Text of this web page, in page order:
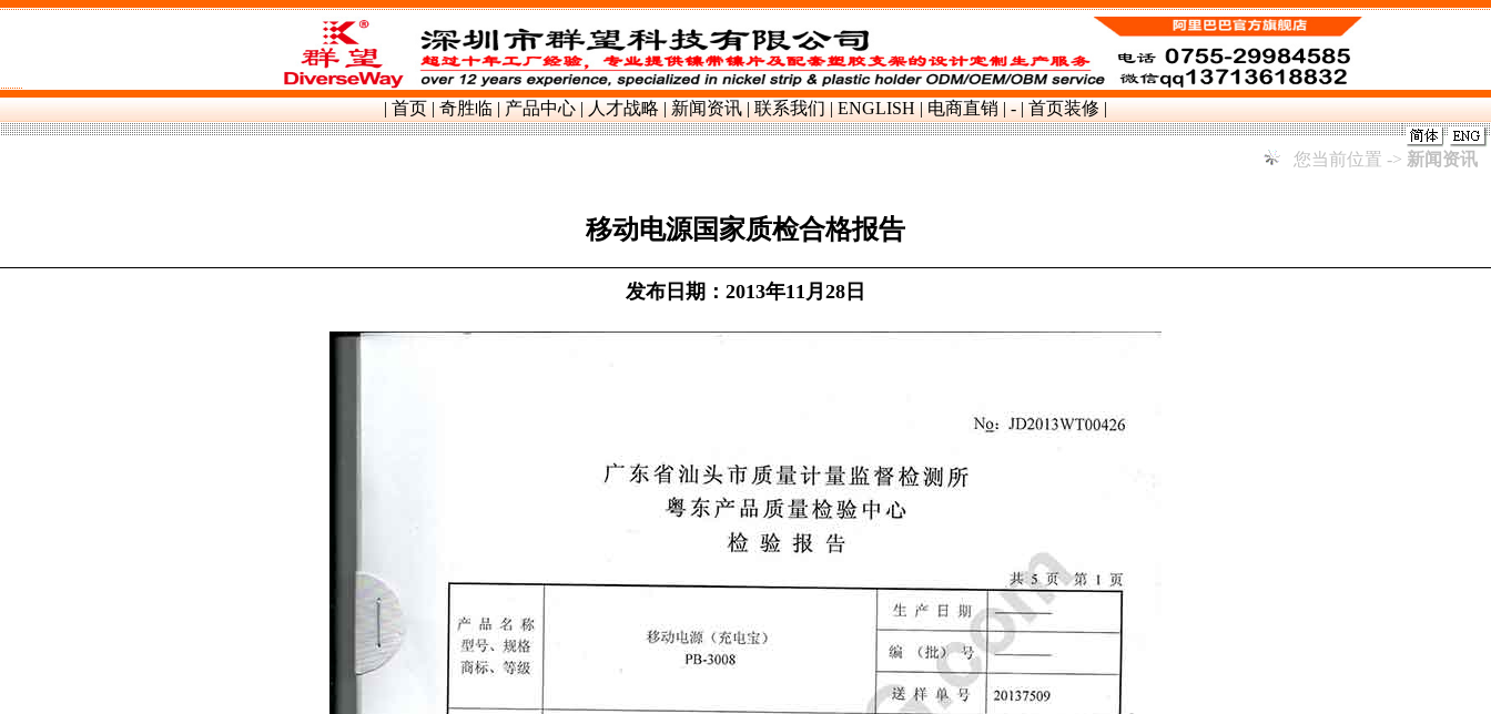
群望镍带镍片,铜铝镍,镀镍钢,电池支架配件
|首页|奇胜临|产品中心|人才战略|新闻资讯|联系我们|ENGLISH|电商直销|-|首页装修|
您当前位置 -> 新闻资讯
移动电源国家质检合格报告
发布日期：2013年11月28日